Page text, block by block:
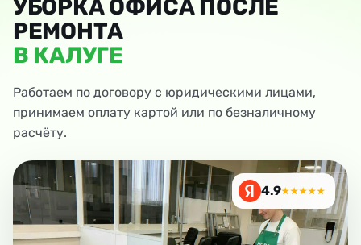
УБОРКА ОФИСА ПОСЛЕ
РЕМОНТА
В КАЛУГЕ
Работаем по договору с юридическими лицами,
принимаем оплату картой или по безналичному
расчёту.
4.9★★★★★